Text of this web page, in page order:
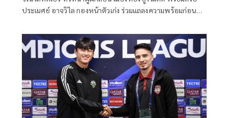
ประเมศย์ อาจวิไล กองหน้าตัวเก่ง ร่วมแถลงความพร้อมก่อนศึก
สนามราชมังคลากีฬาสถาน รับการมาเยือนของ ไดนามิค เฮิร์บ
เซบู สโมสรจากฟิลิปปินส์ วันพุธที่ 23 ตุลาคม 2567 เวลา19.00
น. โดยเจ้าถิ่นยันพร้อมจัดผู้เล่นชุดที่ดีที่สุดลงสนาม หวังประเดิม
เก็บ 3 คะแนนแรก เพื่อเปิดโอกาสลุ้นเข้ารอบต่อไป